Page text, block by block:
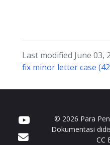
Last modified June 03,
fix minor letter case
© 2026 Para
Dokumentasi
CC